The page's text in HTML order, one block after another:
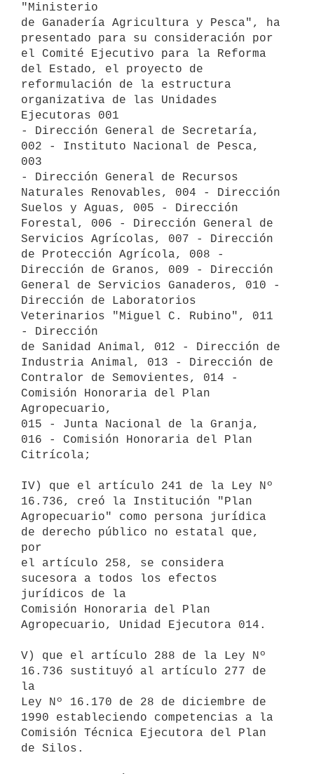
"Ministerio
de Ganadería Agricultura y Pesca", ha
presentado para su consideración por
el Comité Ejecutivo para la Reforma
del Estado, el proyecto de
reformulación de la estructura
organizativa de las Unidades
Ejecutoras 001
- Dirección General de Secretaría,
002 - Instituto Nacional de Pesca,
003
- Dirección General de Recursos
Naturales Renovables, 004 - Dirección
Suelos y Aguas, 005 - Dirección
Forestal, 006 - Dirección General de
Servicios Agrícolas, 007 - Dirección
de Protección Agrícola, 008 -
Dirección de Granos, 009 - Dirección
General de Servicios Ganaderos, 010 -
Dirección de Laboratorios
Veterinarios "Miguel C. Rubino", 011
- Dirección
de Sanidad Animal, 012 - Dirección de
Industria Animal, 013 - Dirección de
Contralor de Semovientes, 014 -
Comisión Honoraria del Plan
Agropecuario,
015 - Junta Nacional de la Granja,
016 - Comisión Honoraria del Plan
Citrícola;
IV) que el artículo 241 de la Ley Nº
16.736, creó la Institución "Plan
Agropecuario" como persona jurídica
de derecho público no estatal que,
por
el artículo 258, se considera
sucesora a todos los efectos
jurídicos de la
Comisión Honoraria del Plan
Agropecuario, Unidad Ejecutora 014.
V) que el artículo 288 de la Ley Nº
16.736 sustituyó al artículo 277 de
la
Ley Nº 16.170 de 28 de diciembre de
1990 estableciendo competencias a la
Comisión Técnica Ejecutora del Plan
de Silos.